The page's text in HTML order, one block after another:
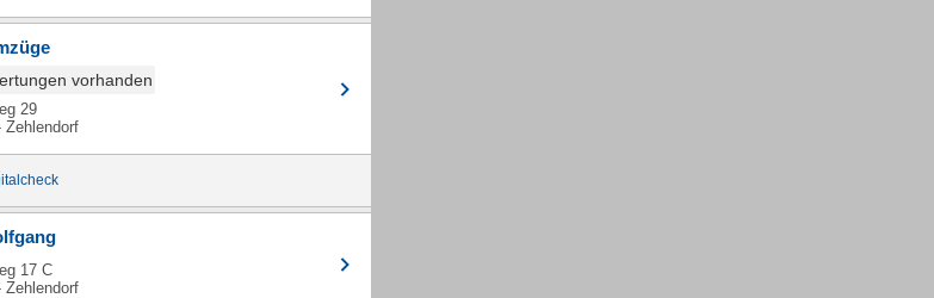
vorhanden
29
Zehlendorf
17 C
Zehlendorf